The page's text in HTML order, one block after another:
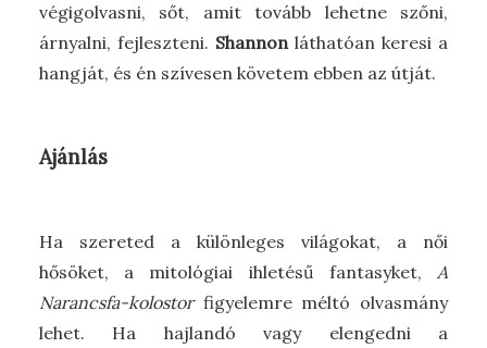
végigolvasni, sőt, amit tovább lehetne szőni,
árnyalni, fejleszteni. Shannon láthatóan keresi a
hangját, és én szívesen követem ebben az útját.
Ajánlás
Ha szereted a különleges világokat, a női
hősöket, a mitológiai ihletésű fantasyket, A
Narancsfa-kolostorfigyelemre méltó olvasmány
lehet. Ha hajlandó vagy elengedni a